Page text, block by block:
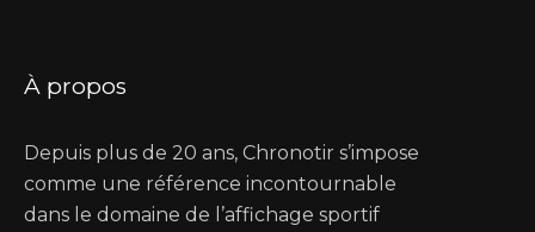
À propos
Depuis plus de 20 ans, Chronotir s’impose
comme une référence incontournable
dans le domaine de l’affichage sportif